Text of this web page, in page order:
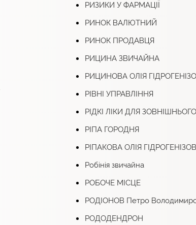
РИЗИКИ У ФАРМАЦІЇ
РИНОК ВАЛЮТНИЙ
РИНОК ПРОДАВЦЯ
РИЦИНА ЗВИЧАЙНА
РИЦИНОВА ОЛІЯ
РІВНІ УПРАВЛІННЯ
РІДКІ ЛІКИ ДЛЯ
РІПА ГОРОДНЯ
РІПАКОВА ОЛІЯ
Робінія звичайна
РОБОЧЕ МІСЦЕ
РОДІОНОВ Петро
РОДОДЕНДРОН